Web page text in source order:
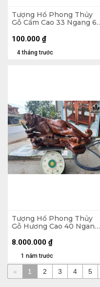
Tượng Hổ Phong Thủy
Gỗ Cẩm Cao 33 Ngang 65
4 tháng trước
100.000 ₫
Tượng Hổ Phong Thủy
Gỗ Hương Cao 40 Ngang
1 năm trước
8.000.000 ₫
« 1 2 3 4 5